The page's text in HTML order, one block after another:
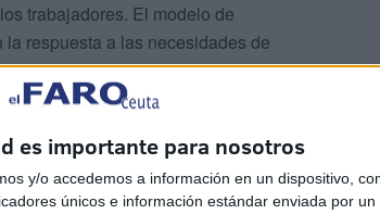
es importante para nosotros
y/o accedemos a información en un dispositivo,
únicos e información estándar enviada por un
trabajadores. El modelo de
respuesta a las necesidades de
los últimos años.
marzo